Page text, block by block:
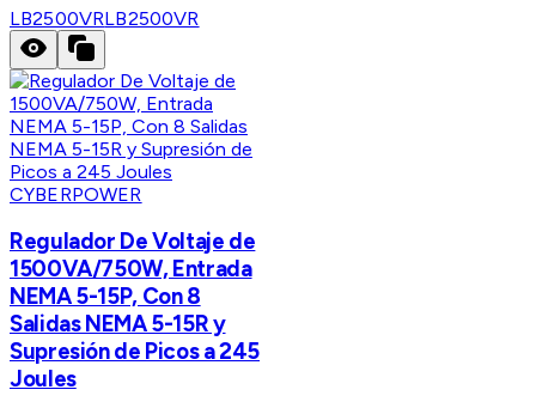
LB2500VRLB2500VR
CYBERPOWER
Regulador De Voltaje de
1500VA/750W, Entrada
NEMA 5-15P, Con 8
Salidas NEMA 5-15R y
Supresión de Picos a 245
Joules